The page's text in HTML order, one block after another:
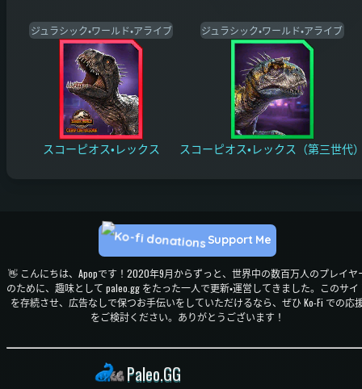
ジュラシック・ワールド・アライブ
スコーピオス・レックス
ジュラシック・ワールド・アライブ
スコーピオス・レックス（第三世代
👋 こんにちは、Apopです！2020年9月からずっと、世界中の数百万人のプレイヤ
のために、趣味として paleo.gg をたった一人で更新・運営してきました。このサイ
を存続させ、広告なしで保つお手伝いをしていただけるなら、ぜひ Ko-Fi での応
をご検討ください。ありがとうございます！
Support Me
Paleo.GG